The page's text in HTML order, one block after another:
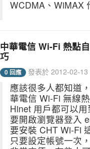
WCDMA、WiMAX
中華電信 Wi-Fi 熱點
巧
0 回應 發表於 2012-02-13
應該很多人都知道
華電信 Wi-Fi 無線
Hinet 用戶都可以
要開啟瀏覽器登入
要安裝 CHT Wi-Fi
只要設定帳號一次